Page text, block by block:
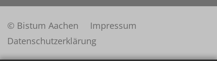
© Bistum Aachen
Impressum
Datenschutzerklärung